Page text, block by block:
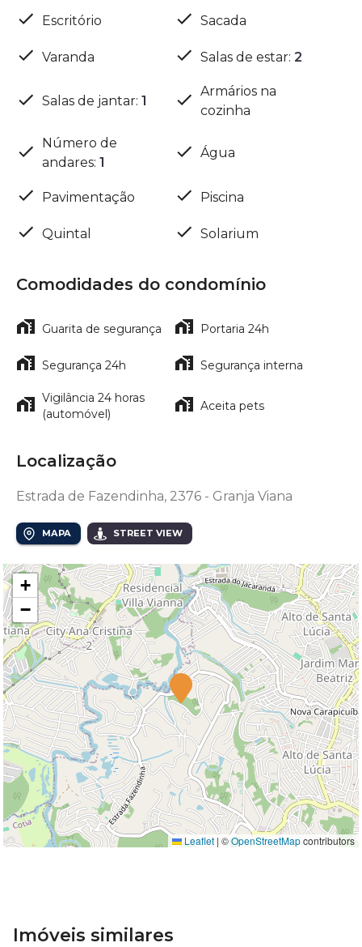
Escritório Sacada
Varanda Salas de estar: 2
Salas de jantar: 1
Armários na
cozinha
Número de
andares: 1
Água
Pavimentação Piscina
Quintal Solarium
Comodidades do condomínio
Guarita de segurança Portaria 24h
Segurança 24h Segurança interna
Vigilância 24 horas
(automóvel)
Aceita pets
Localização
Estrada de Fazendinha, 2376 - Granja Viana
MAPA STREET VIEW
+
−
Leaflet | ©OpenStreetMapcontributors
Imóveis similares